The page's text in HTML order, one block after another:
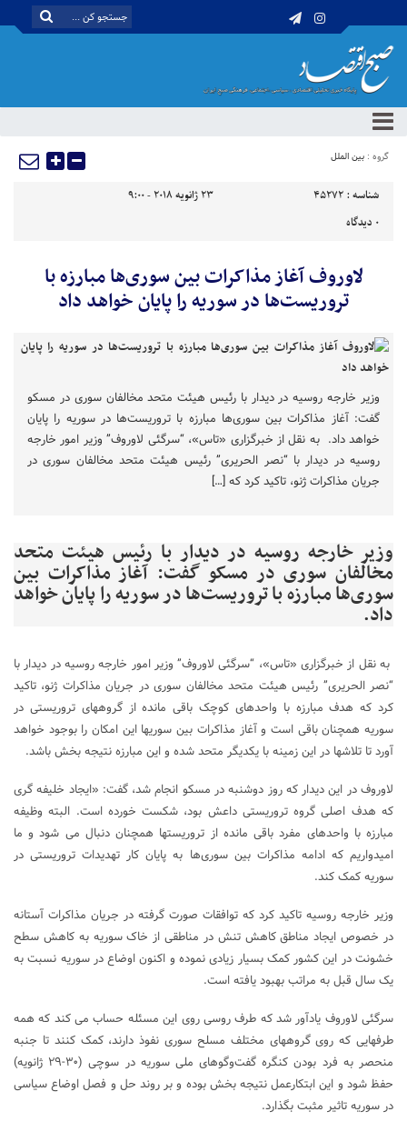
گروه : بین الملل
شناسه : 45272
23 ژانویه 2018 - 9:00
0 دیدگاه
لاوروف آغاز مذاکرات بین سوری‌ها مبارزه با
تروریست‌ها در سوریه را پایان خواهد داد
وزیر خارجه روسیه در دیدار با رئیس هیئت متحد مخالفان سوری در مسکو
گفت: آغاز مذاکرات بین سوری‌ها مبارزه با تروریست‌ها در سوریه را پایان
خواهد داد. به نقل از خبرگزاری «تاس»، “سرگئی لاوروف” وزیر امور خارجه
روسیه در دیدار با “نصر الحریری” رئیس هیئت متحد مخالفان سوری در
جریان مذاکرات ژنو، تاکید کرد که […]
وزیر خارجه روسیه در دیدار با رئیس هیئت متحد
مخالفان سوری در مسکو گفت: آغاز مذاکرات بین
سوری‌ها مبارزه با تروریست‌ها در سوریه را پایان خواهد
داد.
به نقل از خبرگزاری «تاس»، “سرگئی لاوروف” وزیر امور خارجه روسیه در دیدار با
“نصر الحریری” رئیس هیئت متحد مخالفان سوری در جریان مذاکرات ژنو، تاکید
کرد که هدف مبارزه با واحدهای کوچک باقی مانده از گروههای تروریستی در
سوریه همچنان باقی است و آغاز مذاکرات بین سوریها این امکان را بوجود خواهد
آورد تا تلاشها در این زمینه با یکدیگر متحد شده و این مبارزه نتیجه بخش باشد.
لاوروف در این دیدار که روز دوشنبه در مسکو انجام شد، گفت: «ایجاد خلیفه گری
که هدف اصلی گروه تروریستی داعش بود، شکست خورده است. البته وظیفه
مبارزه با واحدهای مفرد باقی مانده از تروریستها همچنان دنبال می شود و ما
امیدواریم که ادامه مذاکرات بین سوری‌ها به پایان کار تهدیدات تروریستی در
سوریه کمک کند.
وزیر خارجه روسیه تاکید کرد که توافقات صورت گرفته در جریان مذاکرات آستانه
در خصوص ایجاد مناطق کاهش تنش در مناطقی از خاک سوریه به کاهش سطح
خشونت در این کشور کمک بسیار زیادی نموده و اکنون اوضاع در سوریه نسبت به
یک سال قبل به مراتب بهبود یافته است.
سرگئی لاوروف یادآور شد که طرف روسی روی این مسئله حساب می کند که همه
طرفهایی که روی گروههای مختلف مسلح سوری نفوذ دارند، کمک کنند تا جنبه
منحصر به فرد بودن کنگره گفت‌وگوهای ملی سوریه در سوچی (۳۰-۲۹ ژانویه)
حفظ شود و این ابتکارعمل نتیجه بخش بوده و بر روند حل و فصل اوضاع سیاسی
در سوریه تاثیر مثبت بگذارد.